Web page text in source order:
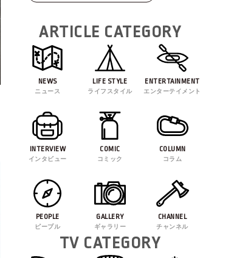
ARTICLE CATEGORY
NEWS
ニュース
LIFE STYLE
ライフスタイル
ENTERTAINMENT
エンターテイメント
INTERVIEW
インタビュー
COMIC
コミック
COLUMN
コラム
PEOPLE
ピープル
GALLERY
ギャラリー
CHANNEL
チャンネル
TV CATEGORY